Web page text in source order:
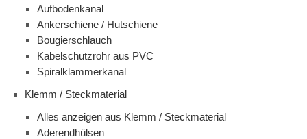
Aufbodenkanal
Ankerschiene / Hutschiene
Bougierschlauch
Kabelschutzrohr aus PVC
Spiralklammerkanal
Klemm / Steckmaterial
Alles anzeigen aus Klemm / Steckmaterial
Aderendhülsen